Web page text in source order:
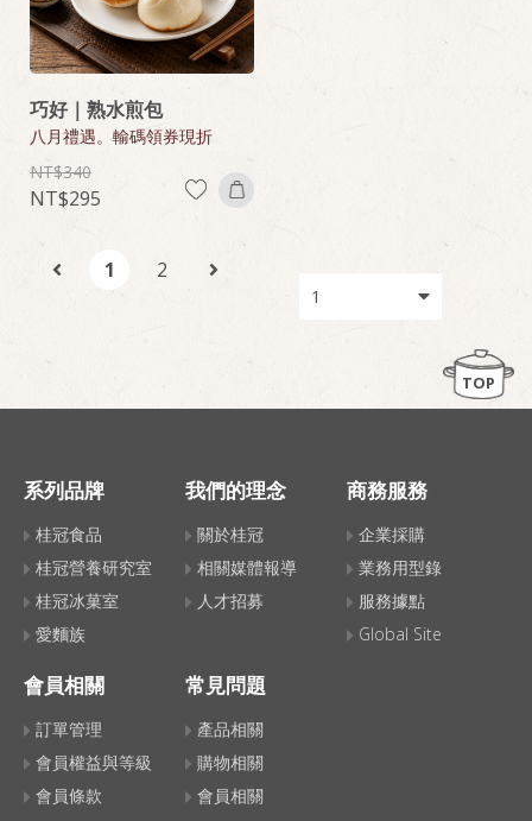
巧好｜熟水煎包
八月禮遇。輸碼領券現折
340
295
1 2
TOP
系列品牌
桂冠食品
桂冠營養研究室
桂冠冰菓室
愛麵族
我們的理念
關於桂冠
相關媒體報導
人才招募
商務服務
企業採購
業務用型錄
服務據點
Global Site
會員相關
訂單管理
會員權益與等級
會員條款
常見問題
產品相關
購物相關
會員相關